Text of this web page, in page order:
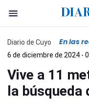
Diario de Cuyo En las
6 de diciembre de 2024 -
Vive a 11
la búsqueda